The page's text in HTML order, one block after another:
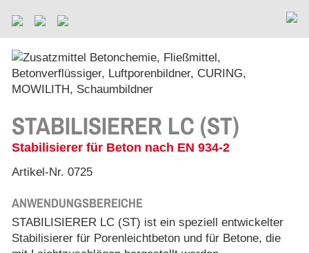
STABILISIERER LC (ST)
Stabilisierer für Beton nach EN 934-2
Artikel-Nr. 0725
ANWENDUNGSBEREICHE
STABILISIERER LC (ST) ist ein speziell entwickelter
Stabilisierer für Porenleichtbeton und für Betone, die